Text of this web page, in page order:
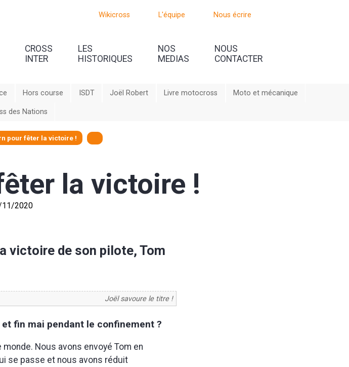
Wikicross L'équipe Nous écrire
CROSS
INTER
LES
HISTORIQUES
NOS
MEDIAS
NOUS
CONTACTER
Hors course ISDT Joël Robert Livre motocross Moto et mécanique
des Nations
pour fêter la victoire !
la victoire !
2020
victoire de son pilote, Tom
Joël savoure le titre !
fin mai pendant le confinement ?
Nous avons envoyé Tom en
se passe et nous avons réduit